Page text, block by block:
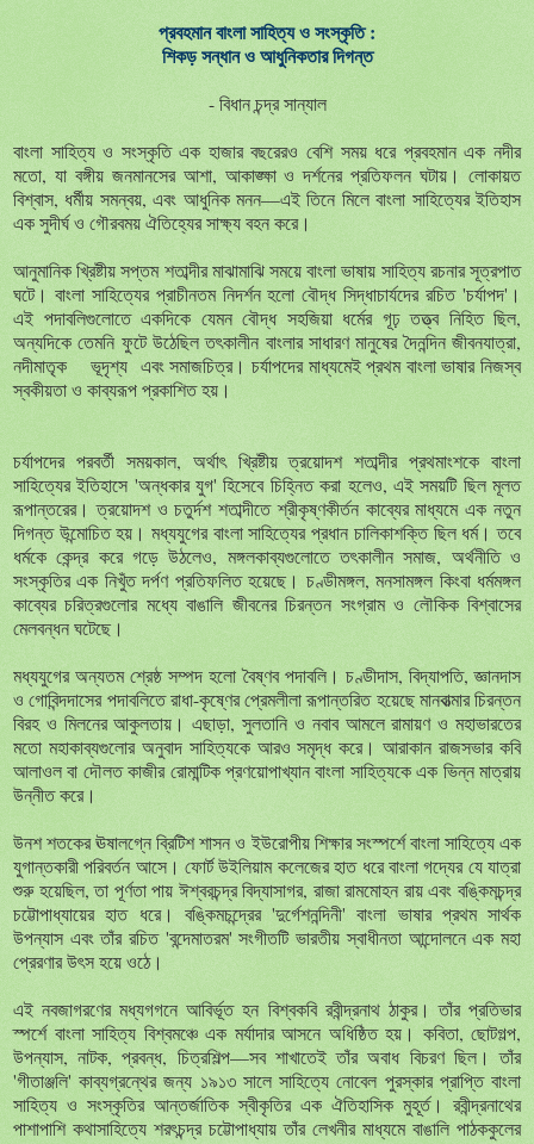
প্রবহমান বাংলা সাহিত্য ও সংস্কৃতি :
শিকড় সন্ধান ও আধুনিকতার দিগন্ত
- বিধান চন্দ্র সান্যাল
বাংলা সাহিত্য ও সংস্কৃতি এক হাজার বছরেরও বেশি সময় ধরে প্রবহমান এক নদীর
মতো, যা বঙ্গীয় জনমানসের আশা, আকাঙ্ক্ষা ও দর্শনের প্রতিফলন ঘটায়। লোকায়ত
বিশ্বাস, ধর্মীয় সমন্বয়, এবং আধুনিক মনন—এই তিনে মিলে বাংলা সাহিত্যের ইতিহাস
এক সুদীর্ঘ ও গৌরবময় ঐতিহ্যের সাক্ষ্য বহন করে।
আনুমানিক খ্রিষ্টীয় সপ্তম শতাব্দীর মাঝামাঝি সময়ে বাংলা ভাষায় সাহিত্য রচনার সূত্রপাত
ঘটে। বাংলা সাহিত্যের প্রাচীনতম নিদর্শন হলো বৌদ্ধ সিদ্ধাচার্যদের রচিত 'চর্যাপদ'।
এই পদাবলিগুলোতে একদিকে যেমন বৌদ্ধ সহজিয়া ধর্মের গূঢ় তত্ত্ব নিহিত ছিল,
অন্যদিকে তেমনি ফুটে উঠেছিল তৎকালীন বাংলার সাধারণ মানুষের দৈনন্দিন জীবনযাত্রা,
নদীমাতৃক ভূদৃশ্য এবং সমাজচিত্র। চর্যাপদের মাধ্যমেই প্রথম বাংলা ভাষার নিজস্ব
স্বকীয়তা ও কাব্যরূপ প্রকাশিত হয়।
চর্যাপদের পরবর্তী সময়কাল, অর্থাৎ খ্রিষ্টীয় ত্রয়োদশ শতাব্দীর প্রথমাংশকে বাংলা
সাহিত্যের ইতিহাসে 'অন্ধকার যুগ' হিসেবে চিহ্নিত করা হলেও, এই সময়টি ছিল মূলত
রূপান্তরের। ত্রয়োদশ ও চতুর্দশ শতাব্দীতে শ্রীকৃষ্ণকীর্তন কাব্যের মাধ্যমে এক নতুন
দিগন্ত উন্মোচিত হয়। মধ্যযুগের বাংলা সাহিত্যের প্রধান চালিকাশক্তি ছিল ধর্ম। তবে
ধর্মকে কেন্দ্র করে গড়ে উঠলেও, মঙ্গলকাব্যগুলোতে তৎকালীন সমাজ, অর্থনীতি ও
সংস্কৃতির এক নিখুঁত দর্পণ প্রতিফলিত হয়েছে। চণ্ডীমঙ্গল, মনসামঙ্গল কিংবা ধর্মমঙ্গল
কাব্যের চরিত্রগুলোর মধ্যে বাঙালি জীবনের চিরন্তন সংগ্রাম ও লৌকিক বিশ্বাসের
মেলবন্ধন ঘটেছে।
মধ্যযুগের অন্যতম শ্রেষ্ঠ সম্পদ হলো বৈষ্ণব পদাবলি। চণ্ডীদাস, বিদ্যাপতি, জ্ঞানদাস
ও গোবিন্দদাসের পদাবলিতে রাধা-কৃষ্ণের প্রেমলীলা রূপান্তরিত হয়েছে মানবাত্মার চিরন্তন
বিরহ ও মিলনের আকুলতায়। এছাড়া, সুলতানি ও নবাব আমলে রামায়ণ ও মহাভারতের
মতো মহাকাব্যগুলোর অনুবাদ সাহিত্যকে আরও সমৃদ্ধ করে। আরাকান রাজসভার কবি
আলাওল বা দৌলত কাজীর রোমান্টিক প্রণয়োপাখ্যান বাংলা সাহিত্যকে এক ভিন্ন মাত্রায়
উন্নীত করে।
উনশ শতকের ঊষালগ্নে ব্রিটিশ শাসন ও ইউরোপীয় শিক্ষার সংস্পর্শে বাংলা সাহিত্যে এক
যুগান্তকারী পরিবর্তন আসে। ফোর্ট উইলিয়াম কলেজের হাত ধরে বাংলা গদ্যের যে যাত্রা
শুরু হয়েছিল, তা পূর্ণতা পায় ঈশ্বরচন্দ্র বিদ্যাসাগর, রাজা রামমোহন রায় এবং বঙ্কিমচন্দ্র
চট্টোপাধ্যায়ের হাত ধরে। বঙ্কিমচন্দ্রের 'দুর্গেশনন্দিনী' বাংলা ভাষার প্রথম সার্থক
উপন্যাস এবং তাঁর রচিত 'বন্দেমাতরম' সংগীতটি ভারতীয় স্বাধীনতা আন্দোলনে এক মহা
প্রেরণার উৎস হয়ে ওঠে।
এই নবজাগরণের মধ্যগগনে আবির্ভূত হন বিশ্বকবি রবীন্দ্রনাথ ঠাকুর। তাঁর প্রতিভার
স্পর্শে বাংলা সাহিত্য বিশ্বমঞ্চে এক মর্যাদার আসনে অধিষ্ঠিত হয়। কবিতা, ছোটগল্প,
উপন্যাস, নাটক, প্রবন্ধ, চিত্রশিল্প—সব শাখাতেই তাঁর অবাধ বিচরণ ছিল। তাঁর
'গীতাঞ্জলি' কাব্যগ্রন্থের জন্য ১৯১৩ সালে সাহিত্যে নোবেল পুরস্কার প্রাপ্তি বাংলা
সাহিত্য ও সংস্কৃতির আন্তর্জাতিক স্বীকৃতির এক ঐতিহাসিক মুহূর্ত। রবীন্দ্রনাথের
পাশাপাশি কথাসাহিত্যে শরৎচন্দ্র চট্টোপাধ্যায় তাঁর লেখনীর মাধ্যমে বাঙালি পাঠককুলের